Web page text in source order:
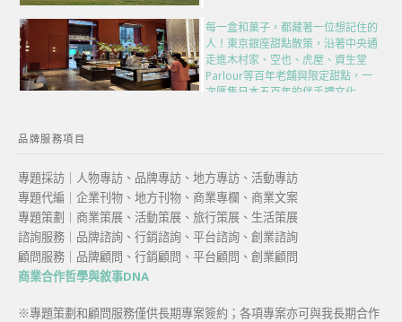
每一盒和菓子，都藏著一位想記住的
人！東京銀座甜點散策，沿著中央通
走進木村家、空也、虎屋、資生堂
Parlour等百年老舖與限定甜點，一
次匯集日本五百年的伴手禮文化
品牌服務項目
專題採訪｜人物專訪、品牌專訪、地方專訪、活動專訪
專題代編｜企業刊物、地方刊物、商業專欄、商業文案
專題策劃｜商業策展、活動策展、旅行策展、生活策展
諮詢服務｜品牌諮詢、行銷諮詢、平台諮詢、創業諮詢
顧問服務｜品牌顧問、行銷顧問、平台顧問、創業顧問
商業合作哲學與敘事DNA
※專題策劃和顧問服務僅供長期專案簽約；各項專案亦可與我長期合作